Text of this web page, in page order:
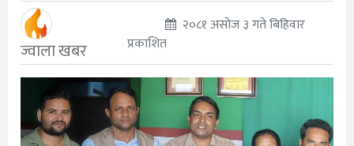
ज्वाला खबर
२०८१ असोज ३ गते बिहिवार
प्रकाशित